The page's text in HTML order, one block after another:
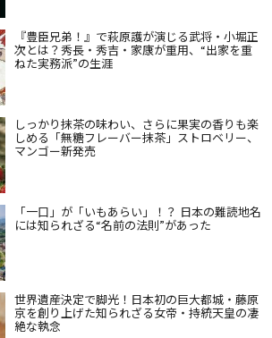
『豊臣兄弟！』で萩原護が演じる武将・小堀正
次とは？秀長・秀吉・家康が重用、“出家を重
ねた実務派”の生涯
しっかり抹茶の味わい、さらに果実の香りも楽
しめる「無糖フレーバー抹茶」ストロベリー、
マンゴー新発売
「一口」が「いもあらい」！？ 日本の難読地名
には知られざる“名前の法則”があった
世界遺産決定で脚光！日本初の巨大都城・藤原
京を創り上げた知られざる女帝・持統天皇の凄
絶な執念